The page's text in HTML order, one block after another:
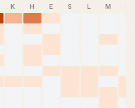
K H E S L M J